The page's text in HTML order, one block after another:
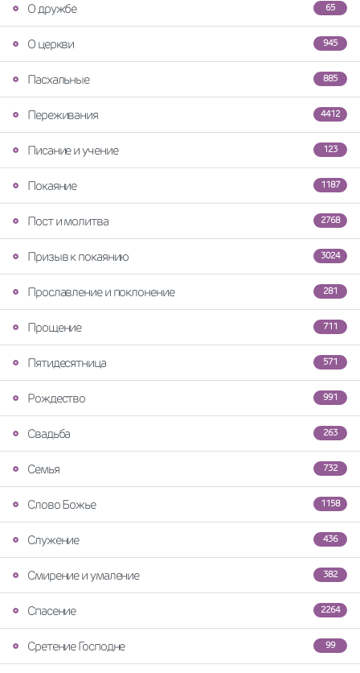
65
О дружбе
945
О церкви
885
Пасхальные
4412
Переживания
123
Писание и учение
1187
Покаяние
2768
Пост и молитва
3024
Призыв к покаянию
281
Прославление и поклонение
711
Прощение
571
Пятидесятница
991
Рождество
263
Свадьба
732
Семья
1158
Слово Божье
436
Служение
382
Смирение и умаление
2264
Спасение
99
Сретение Господне